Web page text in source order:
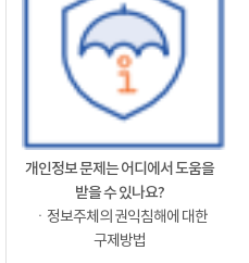
개인정보 문제는 어디에서 도움을
받을 수 있나요?
ㆍ정보주체의 권익침해에 대한
구제방법